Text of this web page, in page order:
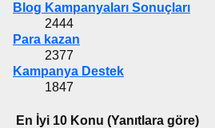
Blog Kampanyaları Sonuçları
2444
Para kazan
2377
Kampanya Destek
1847
En İyi 10 Konu (Yanıtlara göre)